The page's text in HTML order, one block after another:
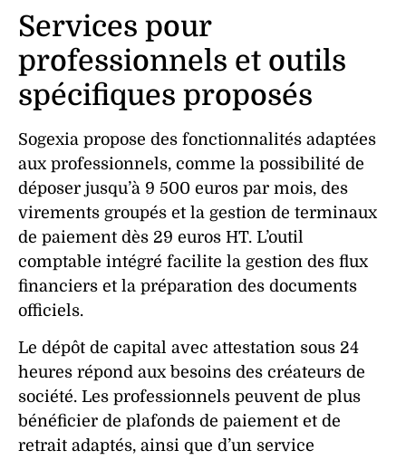
Services pour
professionnels et outils
spécifiques proposés
Sogexia propose des fonctionnalités adaptées
aux professionnels, comme la possibilité de
déposer jusqu’à 9 500 euros par mois, des
virements groupés et la gestion de terminaux
de paiement dès 29 euros HT. L’outil
comptable intégré facilite la gestion des flux
financiers et la préparation des documents
officiels.
Le dépôt de capital avec attestation sous 24
heures répond aux besoins des créateurs de
société. Les professionnels peuvent de plus
bénéficier de plafonds de paiement et de
retrait adaptés, ainsi que d’un service